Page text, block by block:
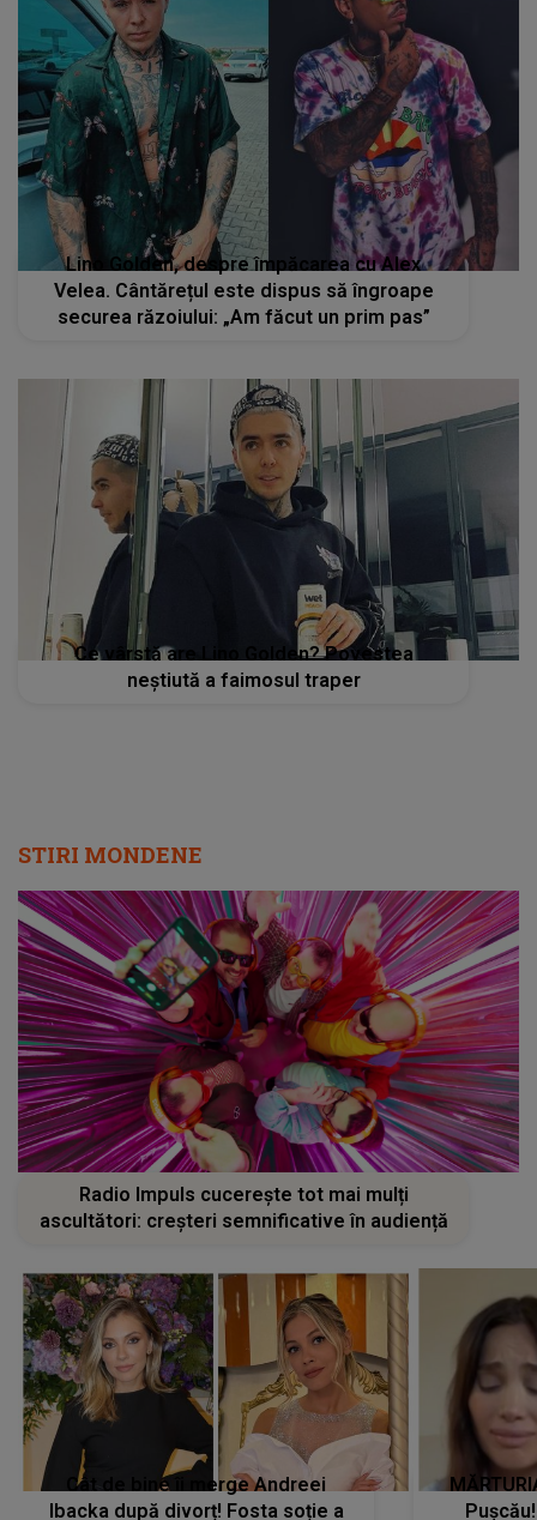
Lino Golden, despre împăcarea cu Alex
Velea. Cântărețul este dispus să îngroape
securea răzoiului: „Am făcut un prim pas”
Ce vârstă are Lino Golden? Povestea
neştiută a faimosul traper
STIRI MONDENE
Radio Impuls cucerește tot mai mulți
ascultători: creșteri semnificative în audiență
Cât de bine îi merge Andreei
Ibacka după divorț! Fosta soție a